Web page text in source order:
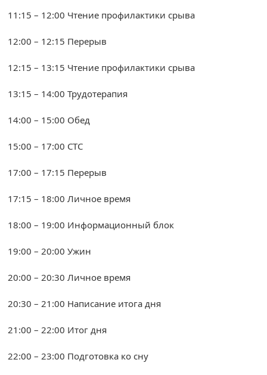
11:15 – 12:00 Чтение профилактики срыва
12:00 – 12:15 Перерыв
12:15 – 13:15 Чтение профилактики срыва
13:15 – 14:00 Трудотерапия
14:00 – 15:00 Обед
15:00 – 17:00 СТС
17:00 – 17:15 Перерыв
17:15 – 18:00 Личное время
18:00 – 19:00 Информационный блок
19:00 – 20:00 Ужин
20:00 – 20:30 Личное время
20:30 – 21:00 Написание итога дня
21:00 – 22:00 Итог дня
22:00 – 23:00 Подготовка ко сну